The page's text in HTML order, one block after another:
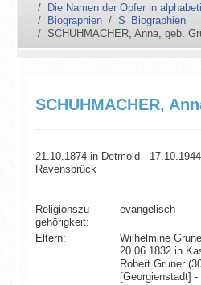
Die Namen der Opfer in
Biographien
S_Biographien
SCHUHMACHER, Anna, geb.
SCHUHMACHER,
21.10.1874 in Detmold -
Ravensbrück
Religionszu­
gehörigkeit:
evangelisch
Eltern:
Wilhelmine
20.06.1832 in
Robert Gruner
[Georgienstadt]